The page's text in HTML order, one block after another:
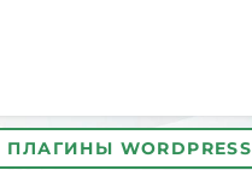
ПЛАГИНЫ WORDPRESS